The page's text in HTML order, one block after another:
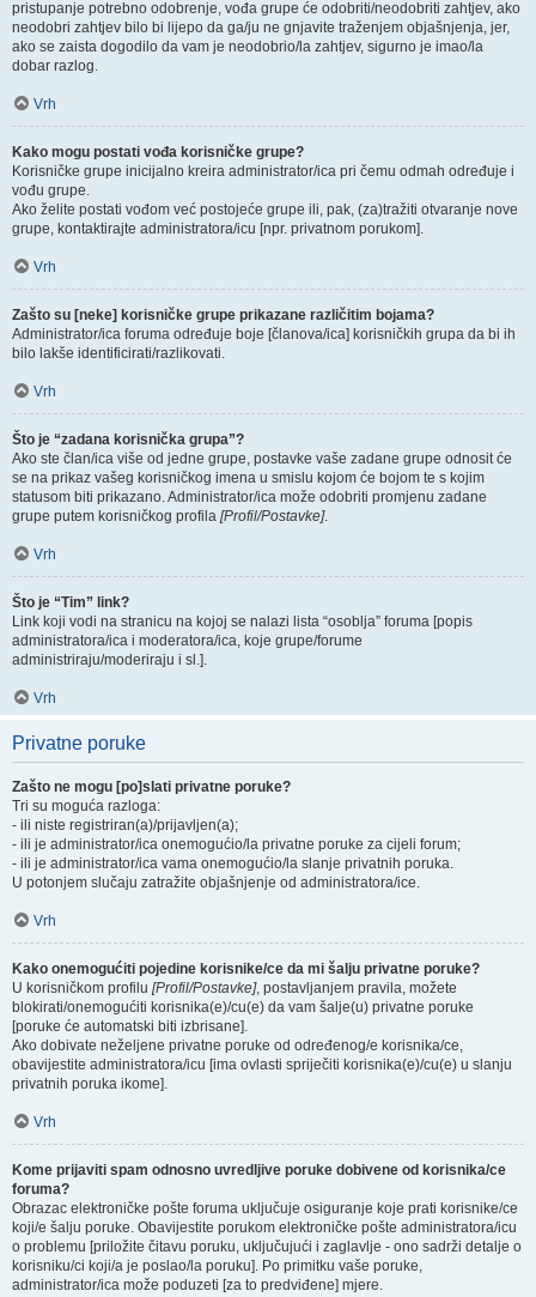
pristupanje potrebno odobrenje, vođa grupe će odobriti/neodobriti zahtjev, ako
neodobri zahtjev bilo bi lijepo da ga/ju ne gnjavite traženjem objašnjenja, jer,
ako se zaista dogodilo da vam je neodobrio/la zahtjev, sigurno je imao/la
dobar razlog.
Vrh
Kako mogu postati vođa korisničke grupe?
Korisničke grupe inicijalno kreira administrator/ica pri čemu odmah određuje i
vođu grupe.
Ako želite postati vođom već postojeće grupe ili, pak, (za)tražiti otvaranje nove
grupe, kontaktirajte administratora/icu [npr. privatnom porukom].
Vrh
Zašto su [neke] korisničke grupe prikazane različitim bojama?
Administrator/ica foruma određuje boje [članova/ica] korisničkih grupa da bi ih
bilo lakše identificirati/razlikovati.
Vrh
Što je “zadana korisnička grupa”?
Ako ste član/ica više od jedne grupe, postavke vaše zadane grupe odnosit će
se na prikaz vašeg korisničkog imena u smislu kojom će bojom te s kojim
statusom biti prikazano. Administrator/ica može odobriti promjenu zadane
grupe putem korisničkog profila [Profil/Postavke].
Vrh
Što je “Tim” link?
Link koji vodi na stranicu na kojoj se nalazi lista “osoblja” foruma [popis
administratora/ica i moderatora/ica, koje grupe/forume
administriraju/moderiraju i sl.].
Vrh
Privatne poruke
Zašto ne mogu [po]slati privatne poruke?
Tri su moguća razloga:
- ili niste registriran(a)/prijavljen(a);
- ili je administrator/ica onemogućio/la privatne poruke za cijeli forum;
- ili je administrator/ica vama onemogućio/la slanje privatnih poruka.
U potonjem slučaju zatražite objašnjenje od administratora/ice.
Vrh
Kako onemogućiti pojedine korisnike/ce da mi šalju privatne poruke?
U korisničkom profilu [Profil/Postavke], postavljanjem pravila, možete
blokirati/onemogućiti korisnika(e)/cu(e) da vam šalje(u) privatne poruke
[poruke će automatski biti izbrisane].
Ako dobivate neželjene privatne poruke od određenog/e korisnika/ce,
obavijestite administratora/icu [ima ovlasti spriječiti korisnika(e)/cu(e) u slanju
privatnih poruka ikome].
Vrh
Kome prijaviti spam odnosno uvredljive poruke dobivene od korisnika/ce
foruma?
Obrazac elektroničke pošte foruma uključuje osiguranje koje prati korisnike/ce
koji/e šalju poruke. Obavijestite porukom elektroničke pošte administratora/icu
o problemu [priložite čitavu poruku, uključujući i zaglavlje - ono sadrži detalje o
korisniku/ci koji/a je poslao/la poruku]. Po primitku vaše poruke,
administrator/ica može poduzeti [za to predviđene] mjere.